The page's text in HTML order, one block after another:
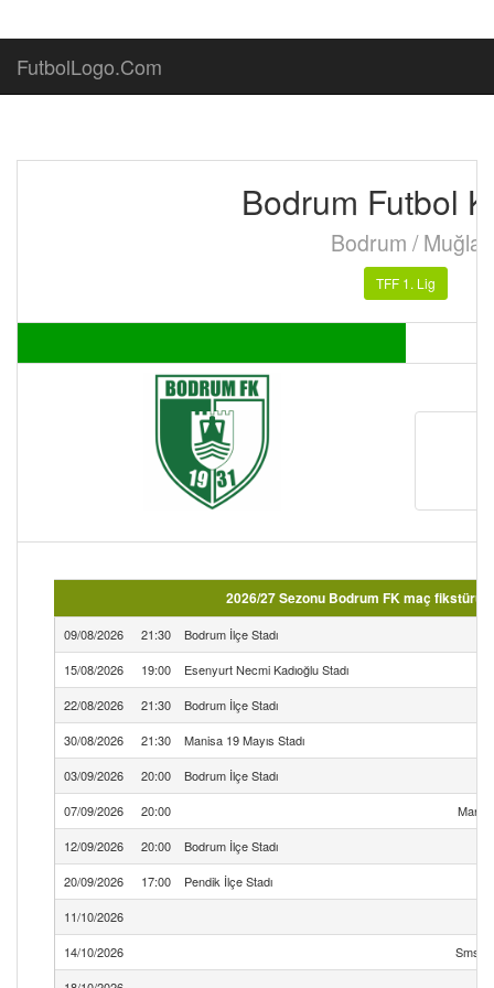
FutbolLogo.Com
Bodrum Futbol
Bodrum / Muğla
TFF 1. Lig
2026/27 Sezonu Bodrum FK maç fikstürü
09/08/2026 21:30 Bodrum İlçe Stadı
15/08/2026 19:00 Esenyurt Necmi Kadıoğlu Stadı
22/08/2026
21:30 Bodrum İlçe Stadı
30/08/2026 21:30
Manisa 19 Mayıs Stadı
03/09/2026
20:00 Bodrum İlçe Stadı
07/09/2026 20:00
12/09/2026
20:00 Bodrum İlçe Stadı
20/09/2026 17:00 Pendik İlçe Stadı
11/10/2026
14/10/2026
Sms